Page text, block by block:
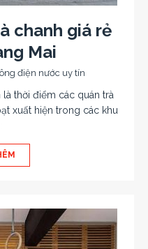
chanh giá rẻ
Mai
điện nước uy tín
thời điểm các quán trà
xuất hiện trong các khu